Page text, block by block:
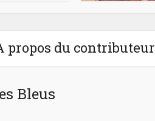
propos du contributeur
Bleus